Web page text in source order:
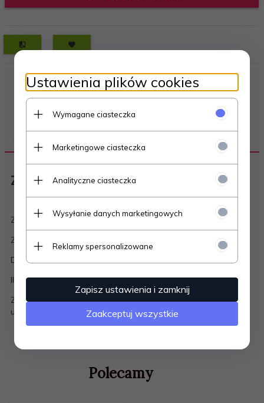
ZAPINKI FINE 15mm - 10 000 sztuk
Zapinki do metkownicy igłowej JOLLY FINE
Zapinki przeznaczone do delikatnych materiałów
Dłogość zapinki 40mm
Ilość w kartoniku - 10000 sztuk
Zapinka pozwala przymocować metkę kartonową do
ubrania
Polecamy
Ustawienia plików cookies
Wymagane ciasteczka
Marketingowe ciasteczka
Analityczne ciasteczka
Wysyłanie danych marketingowych
Reklamy spersonalizowane
Zapisz ustawienia i zamknij
Zaakceptuj wszystkie